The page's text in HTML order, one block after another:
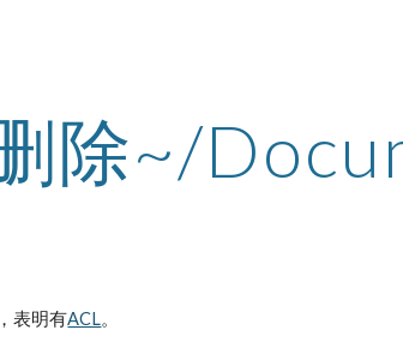
除~/
表明有ACL。